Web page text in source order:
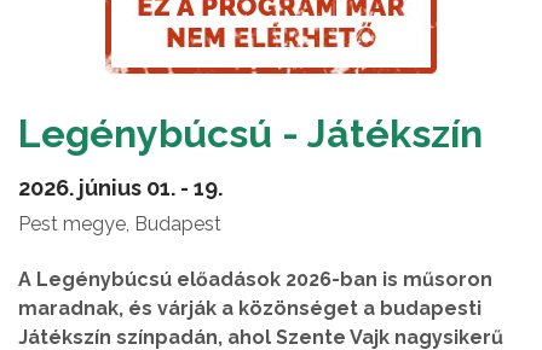
Legénybúcsú - Játékszín
2026. június 01. - 19.
Pest megye, Budapest
A Legénybúcsú előadások 2026-ban is műsoron
maradnak, és várják a közönséget a budapesti
Játékszín színpadán, ahol Szente Vajk nagysikerű